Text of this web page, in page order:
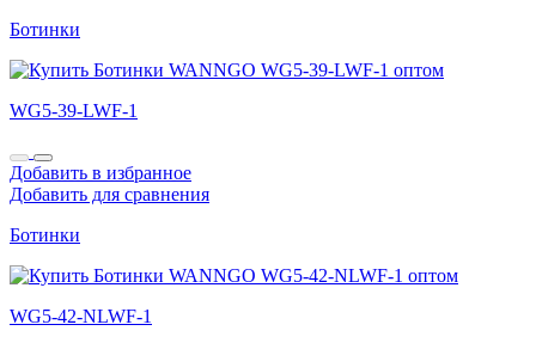
Ботинки
WG5-39-LWF-1
Добавить в избранное
Добавить для сравнения
Ботинки
WG5-42-NLWF-1